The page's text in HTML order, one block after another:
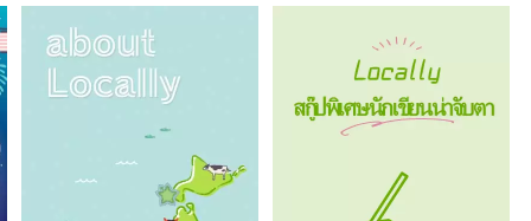
ภูเขาสีเขียวชอุ่ม โดยมีแม่น้ำอิชิคาวะไหลผ่าน
ใจกลางเมือง และเป็นพื้นที่ที่อุดมไปด้วยมรดกทาง
ประวัติศาสตร์และวัฒนธรรม